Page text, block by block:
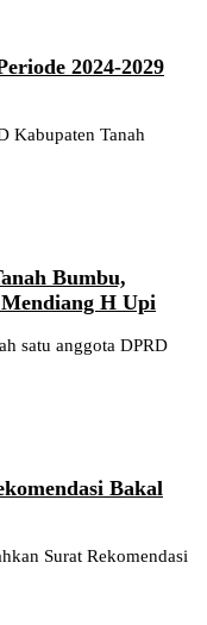
2024-2029
Kabupaten Tanah
Bumbu,
H Upi
satu anggota DPRD
Bakal
Surat Rekomendasi